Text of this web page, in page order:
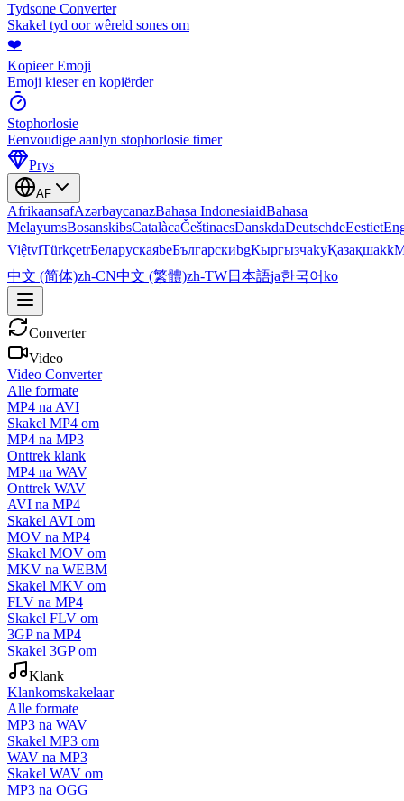
Tydsone Converter
Skakel tyd oor wêreld sones om
❤️
Kopieer Emoji
Emoji kieser en kopiërder
Stophorlosie
Eenvoudige aanlyn stophorlosie timer
Prys
AF
AfrikaansafAzərbaycanazBahasa IndonesiaidBahasa
MelayumsBosanskibsCatalàcaČeštinacsDanskdaDeutschdeEestiet
ViệtviTürkçetrБеларускаяbeБългарскиbgКыргызчаkyҚазақшаkk
中文 (简体)zh-CN中文 (繁體)zh-TW日本語ja한국어ko
Converter
Video
Video Converter
Alle formate
MP4 na AVI
Skakel MP4 om
MP4 na MP3
Onttrek klank
MP4 na WAV
Onttrek WAV
AVI na MP4
Skakel AVI om
MOV na MP4
Skakel MOV om
MKV na WEBM
Skakel MKV om
FLV na MP4
Skakel FLV om
3GP na MP4
Skakel 3GP om
Klank
Klankomskakelaar
Alle formate
MP3 na WAV
Skakel MP3 om
WAV na MP3
Skakel WAV om
MP3 na OGG